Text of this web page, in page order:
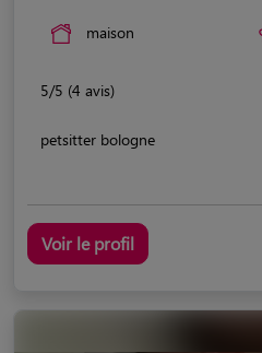
maison
5/5 (4 avis)
petsitter bologne
Voir le profil